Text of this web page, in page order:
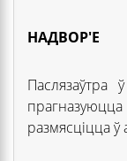
НАДВОР'Е
Паслязаўтра
размясціцца ў